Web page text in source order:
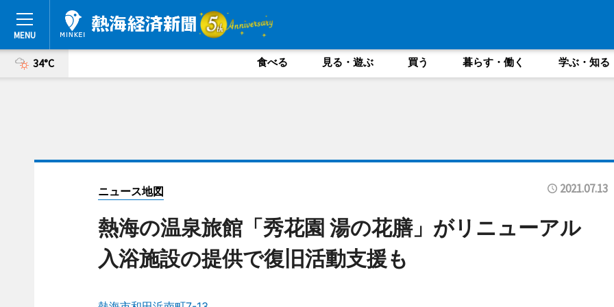
34°C 食べる 見る・遊ぶ 買う 暮らす・働く 学ぶ・知る
ニュース地図 2021.07.13
熱海の温泉旅館「秀花園 湯の花膳」がリニューアル
入浴施設の提供で復旧活動支援も